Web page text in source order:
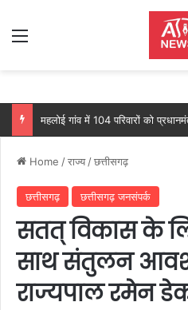
Menu
Home /राज्य /छत्तीसगढ़
छत्तीसगढ़ छत्तीसगढ़ जनसंपर्क
सतत् विकास के
साथ संतुलन
राज्यपाल रमेन